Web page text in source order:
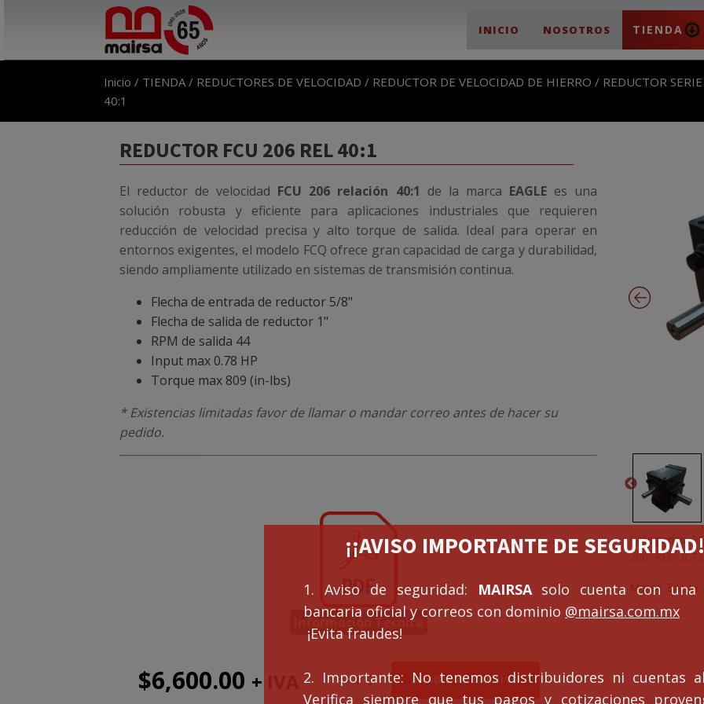
INICIO NOSOTROS TIENDA
¡¡AVISO IMPORTANTE DE
1. Aviso de seguridad: MAIRSAsolo cuenta con una
bancaria oficial y correos con dominio @mairsa.com.mx
¡Evita fraudes!
2. Importante: No tenemos distribuidores ni cuentas
Verifica siempre que tus pagos y cotizaciones
Inicio / TIENDA/ REDUCTORES DE VELOCIDAD / REDUCTOR DE VELOCIDAD DE HIERRO / REDUCTOR
40:1
REDUCTOR FCU 206 REL 40:1
El reductor de velocidad FCU 206 relación 40:1 de la marca EAGLEes una
solución robusta y eficiente para aplicaciones industriales que requieren
reducción de velocidad precisa y alto torque de salida. Ideal para operar en
entornos exigentes, el modelo FCQ ofrece gran capacidad de carga y durabilidad,
siendo ampliamente utilizado en sistemas de transmisión continua.
Flecha de entrada de reductor 5/8"
Flecha de salida de reductor 1"
RPM de salida 44
Input max 0.78 HP
Torque max 809 (in-lbs)
* Existencias limitadas favor de llamar o mandar correo antes de hacer su
pedido.
Información Tecnica
$6,600.00 + IVA
REDUCTOR
FCU
AÑADIR AL CARRITO
Categorías:
206,
Marca: EAGLE